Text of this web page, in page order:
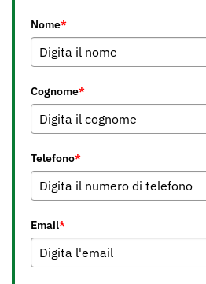
Nome*
Cognome*
Telefono*
Email*